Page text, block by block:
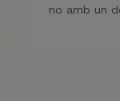
no amb un